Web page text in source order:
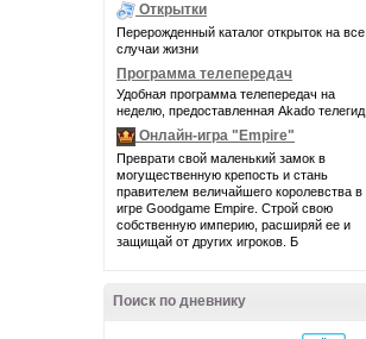
Открытки
Перерожденный каталог открыток на все
случаи жизни
Программа телепередач
Удобная программа телепередач на
неделю, предоставленная Akado телегид.
Онлайн-игра "Empire"
Преврати свой маленький замок в
могущественную крепость и стань
правителем величайшего королевства в
игре Goodgame Empire. Строй свою
собственную империю, расширяй ее и
защищай от других игроков. Б
Поиск по дневнику